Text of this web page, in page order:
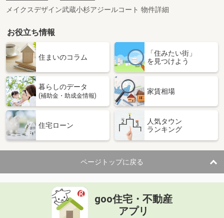
メイクスデザイン武蔵小杉アジールコート 物件詳細
お役立ち情報
住まいのコラム
「住みたい街」
を見つけよう
暮らしのデータ
(補助金・助成金情報)
家賃相場
住宅ローン
人気タウン
ランキング
ページトップに戻る
goo住宅・不動産
アプリ